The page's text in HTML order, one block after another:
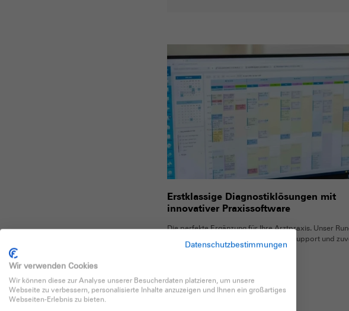
Erstklassige Diagnostiklösungen mit
innovativer Praxissoftware
Die perfekte Ergänzung für Ihre Arztpraxis. Unser
sorglos-Service bietet umfassenden Support und
Betreuung.
Datenschutzbestimmungen
Wir verwenden Cookies
Wir können diese zur Analyse unserer Besucherdaten platzieren, um unsere
Webseite zu verbessern, personalisierte Inhalte anzuzeigen und Ihnen ein großartiges
Webseiten-Erlebnis zu bieten.